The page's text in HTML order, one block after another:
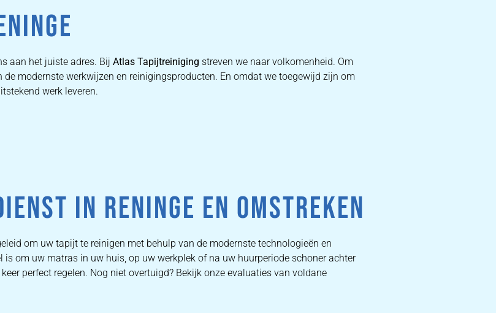
aan het juiste adres. Bij Atlas Tapijtreiniging streven we naar volkomenheid. Om
modernste werkwijzen en reinigingsproducten. En omdat we toegewijd zijn om
werk leveren.
IN RENINGE EN OMSTREKEN
om uw tapijt te reinigen met behulp van de modernste technologieën en
om uw matras in uw huis, op uw werkplek of na uw huurperiode schoner achter
perfect regelen. Nog niet overtuigd? Bekijk onze evaluaties van voldane